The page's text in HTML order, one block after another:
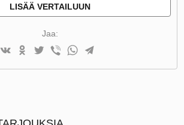
LISÄÄ VERTAILUUN
Jaa: